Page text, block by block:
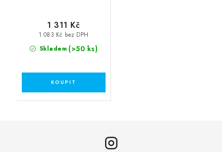
Skladem (>50 ks)
1 083 Kč bez DPH
1 311 Kč